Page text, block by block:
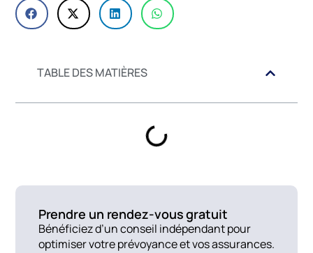
TABLE DES MATIÈRES
Prendre un rendez-vous gratuit
Bénéficiez d’un conseil indépendant pour
optimiser votre prévoyance et vos assurances.